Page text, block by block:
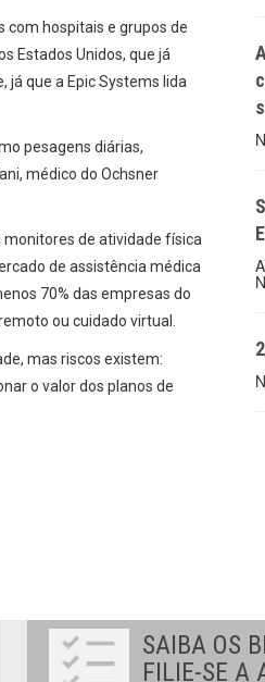
com hospitais e grupos de
Estados Unidos, que já
já que a Epic Systems lida
pesagens diárias,
médico do Ochsner
de atividade física
de assistência médica
70% das empresas do
ou cuidado virtual.
mas riscos existem:
o valor dos planos de
SAIBA OS
FILIE-SE A